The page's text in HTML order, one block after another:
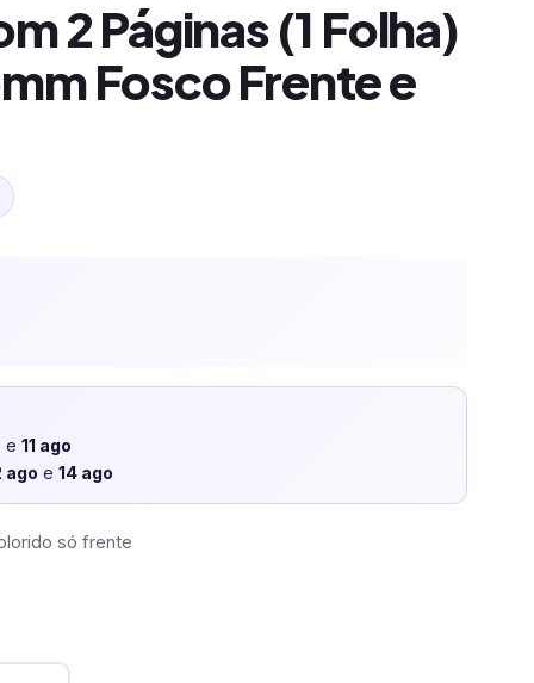
2 Páginas (1 Folha)
Fosco Frente e
e11 ago
ago e14 ago
só frente